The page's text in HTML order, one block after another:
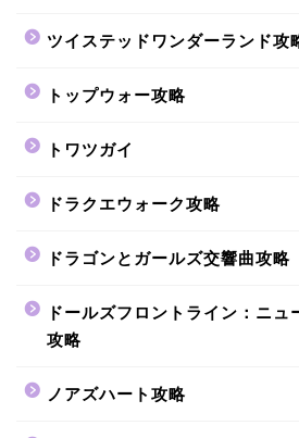
ツイステッドワンダーランド攻
トップウォー攻略
トワツガイ
ドラクエウォーク攻略
ドラゴンとガールズ交響曲攻略
ドールズフロントライン：ニュ
攻略
ノアズハート攻略